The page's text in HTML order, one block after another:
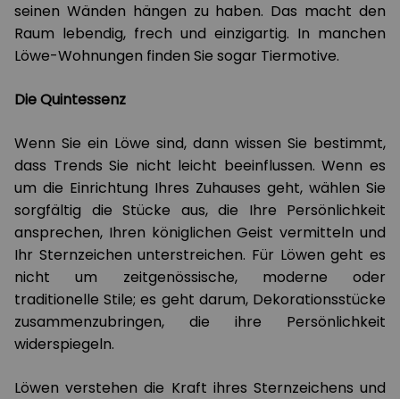
seinen Wänden hängen zu haben. Das macht den
Raum lebendig, frech und einzigartig. In manchen
Löwe-Wohnungen finden Sie sogar Tiermotive.
Die Quintessenz
Wenn Sie ein Löwe sind, dann wissen Sie bestimmt,
dass Trends Sie nicht leicht beeinflussen. Wenn es
um die Einrichtung Ihres Zuhauses geht, wählen Sie
sorgfältig die Stücke aus, die Ihre Persönlichkeit
ansprechen, Ihren königlichen Geist vermitteln und
Ihr Sternzeichen unterstreichen. Für Löwen geht es
nicht um zeitgenössische, moderne oder
traditionelle Stile; es geht darum, Dekorationsstücke
zusammenzubringen, die ihre Persönlichkeit
widerspiegeln.
Löwen verstehen die Kraft ihres Sternzeichens und